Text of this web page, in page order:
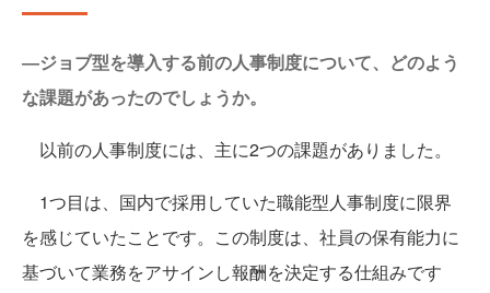
―ジョブ型を導入する前の人事制度について、どのよう
な課題があったのでしょうか。
以前の人事制度には、主に2つの課題がありました。
1つ目は、国内で採用していた職能型人事制度に限界
を感じていたことです。この制度は、社員の保有能力に
基づいて業務をアサインし報酬を決定する仕組みです